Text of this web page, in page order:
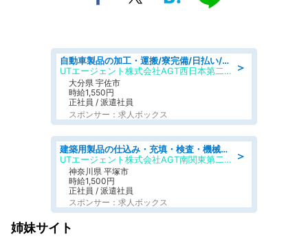
＞
自動車製品の加工・運搬/寮完備/日払い/工場・製造
UTエージェント株式会社AGT西日本第二CU
大分県 宇佐市
時給1,550円
正社員 / 派遣社員
スポンサー：求人ボックス
＞
建築用製品の仕込み・充填・検査・機械操作/寮完備/日払い/工場・製造
UTエージェント株式会社AGT南関東第二CU
神奈川県 平塚市
時給1,500円
正社員 / 派遣社員
スポンサー：求人ボックス
姉妹サイト